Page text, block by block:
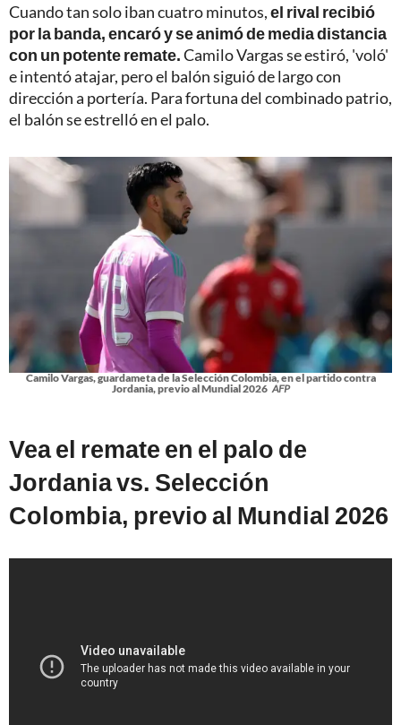
Cuando tan solo iban cuatro minutos,el rival recibió
por la banda, encaró y se animó de media distancia
con un potente remate.Camilo Vargas se estiró, 'voló'
e intentó atajar, pero el balón siguió de largo con
dirección a portería. Para fortuna del combinado patrio,
el balón se estrelló en el palo.
Camilo Vargas, guardameta de la Selección Colombia, en el partido contra
Jordania, previo al Mundial 2026 AFP
Vea el remate en el palo de
Jordania vs. Selección
Colombia, previo al Mundial 2026